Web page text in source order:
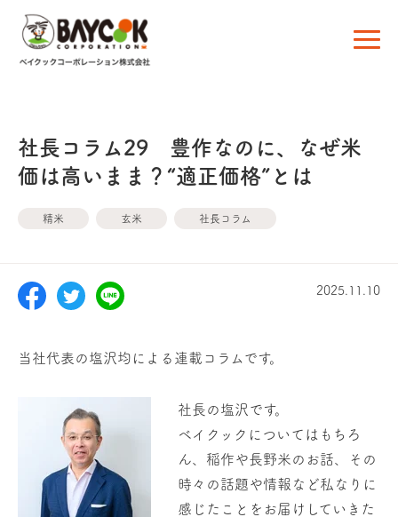
社長コラム29 豊作なのに、なぜ米
価は高いまま？“適正価格”とは
精米 玄米 社長コラム
2025.11.10
当社代表の塩沢均による連載コラムです。
社長の塩沢です。
ベイクックについてはもちろ
ん、稲作や長野米のお話、その
時々の話題や情報など私なりに
感じたことをお届けしていきた